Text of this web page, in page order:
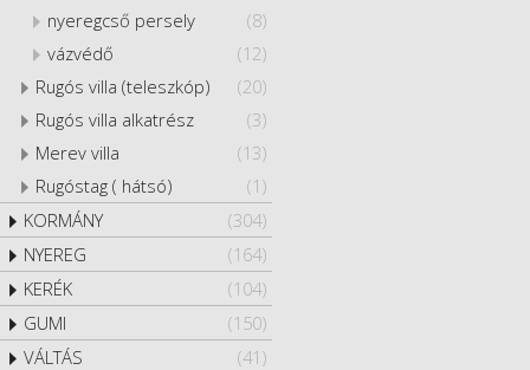
(8)
nyeregcső persely
(12)
vázvédő
(20)
Rugós villa (teleszkóp)
(3)
Rugós villa alkatrész
(13)
Merev villa
(1)
Rugóstag ( hátsó)
(304)
KORMÁNY
(164)
NYEREG
(104)
KERÉK
(150)
GUMI
(41)
VÁLTÁS